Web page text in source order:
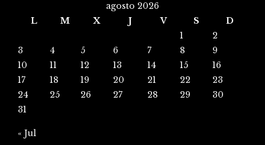
agosto 2026
L
M X J V S
D
1
2
3
4 5 6 7 8
9
10
11 12 13 14 15
16
17
18 19 20 21 22
23
24
25 26 27 28 29
30
31
« Jul